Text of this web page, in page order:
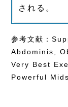
される。
参考文献：
Abdominis,
Very Best
Powerful